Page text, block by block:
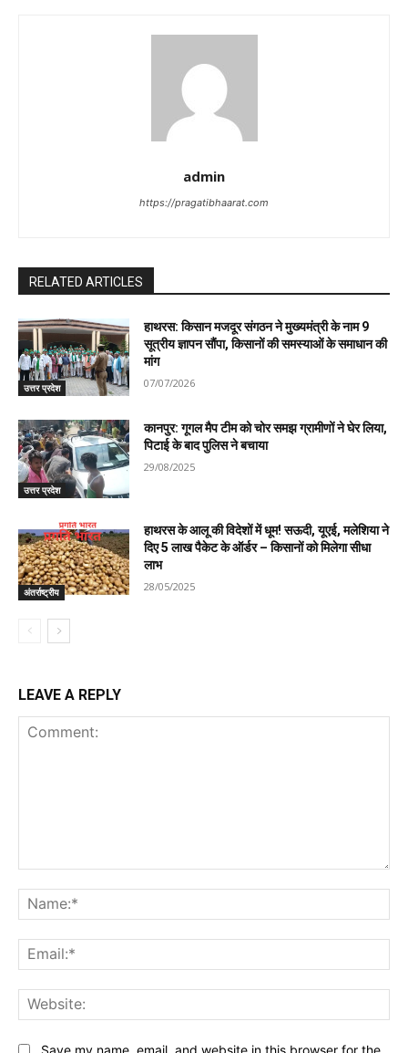
admin
https://pragatibhaarat.com
RELATED ARTICLES
उत्तर प्रदेश
हाथरस: किसान मजदूर संगठन ने मुख्यमंत्री के नाम 9
सूत्रीय ज्ञापन सौंपा, किसानों की समस्याओं के समाधान की
मांग
07/07/2026
उत्तर प्रदेश
कानपुर: गूगल मैप टीम को चोर समझ ग्रामीणों ने घेर लिया,
पिटाई के बाद पुलिस ने बचाया
29/08/2025
अंतर्राष्ट्रीय
हाथरस के आलू की विदेशों में धूम! सऊदी, यूएई, मलेशिया ने
दिए 5 लाख पैकेट के ऑर्डर – किसानों को मिलेगा सीधा
लाभ
28/05/2025
LEAVE A REPLY